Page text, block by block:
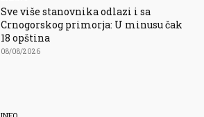
Sve više stanovnika odlazi i sa
Crnogorskog primorja: U minusu čak
18 opština
08/08/2026